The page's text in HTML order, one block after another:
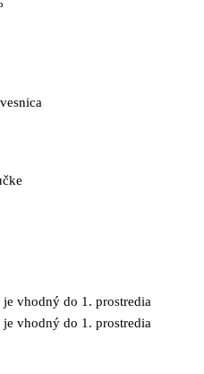
vhodný do 1. prostredia
vhodný do 1. prostredia